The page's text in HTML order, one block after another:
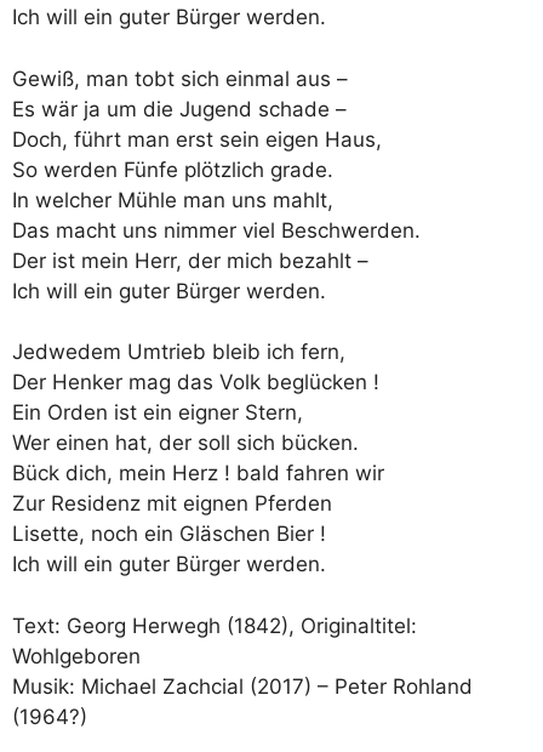
Ich will ein guter Bürger werden.
Gewiß, man tobt sich einmal aus –
Es wär ja um die Jugend schade –
Doch, führt man erst sein eigen Haus,
So werden Fünfe plötzlich grade.
In welcher Mühle man uns mahlt,
Das macht uns nimmer viel Beschwerden.
Der ist mein Herr, der mich bezahlt –
Ich will ein guter Bürger werden.
Jedwedem Umtrieb bleib ich fern,
Der Henker mag das Volk beglücken !
Ein Orden ist ein eigner Stern,
Wer einen hat, der soll sich bücken.
Bück dich, mein Herz ! bald fahren wir
Zur Residenz mit eignen Pferden
Lisette, noch ein Gläschen Bier !
Ich will ein guter Bürger werden.
Text: Georg Herwegh (1842), Originaltitel:
Wohlgeboren
Musik: Michael Zachcial (2017) – Peter Rohland
(1964?)